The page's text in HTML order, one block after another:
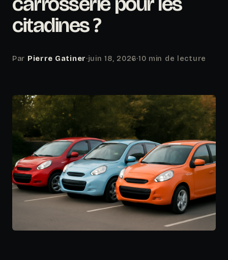
citadines ?
Par Pierre Gatiner·juin 18, 2026·10 min de lecture